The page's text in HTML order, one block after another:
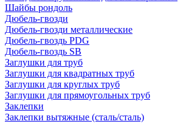
Шайбы рондоль
Дюбель-гвозди
Дюбель-гвозди металлические
Дюбель-гвоздь PDG
Дюбель-гвоздь SB
Заглушки для труб
Заглушки для квадратных труб
Заглушки для круглых труб
Заглушки для прямоугольных труб
Заклепки
Заклепки вытяжные (сталь/сталь)